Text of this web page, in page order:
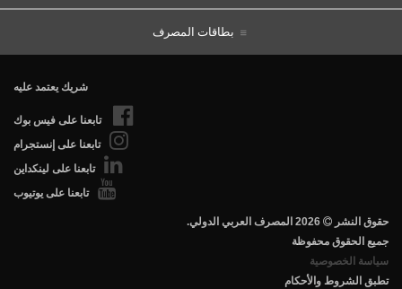
بطاقات المصرف
شريك يعتمد عليه
تابعنا على فيس بوك
تابعنا على إنستجرام
تابعنا على لينكداين
تابعنا على يوتيوب
.حقوق النشر
جميع الحقوق محفوظة
سياسة الخصوصية
تطبق الشروط والأحكام